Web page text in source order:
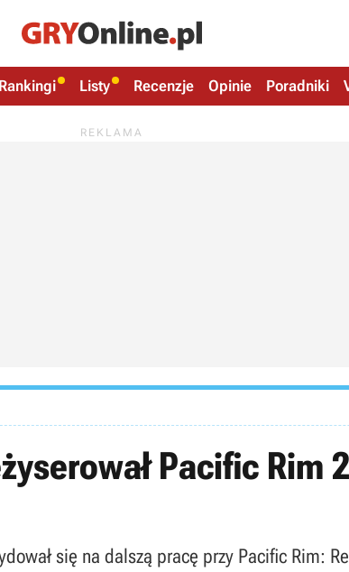
Rankingi Listy Recenzje Opinie Poradniki
Pacific Rim
się na dalszą pracę przy Pacific Rim: